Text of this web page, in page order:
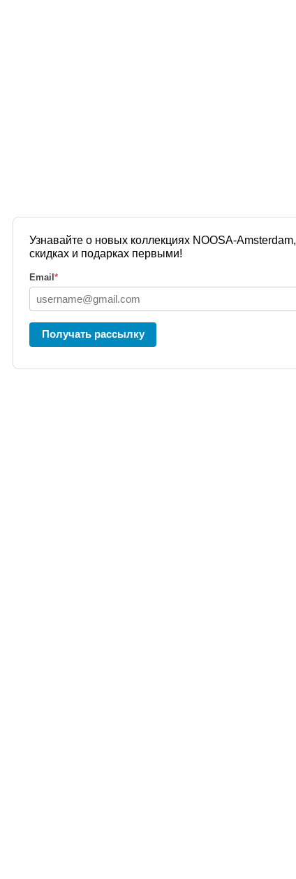
Узнавайте о новых коллекциях NOOSA-Amsterdam,
скидках и подарках первыми!
Email *
Получать рассылку